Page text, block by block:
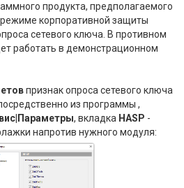
продукта, предполагаемого
корпоративной защиты
сетевого ключа. В противном
работать в демонстрационном
признак опроса сетевого ключа
из программы ,
, вкладка HASP -
напротив нужного модуля: